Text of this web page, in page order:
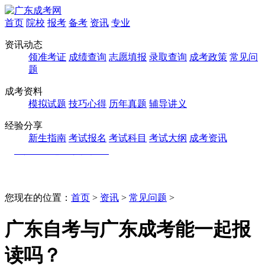
首页 院校 报考 备考 资讯 专业
资讯动态
领准考证 成绩查询 志愿填报 录取查询 成考政策 常见问
题
成考资料
模拟试题 技巧心得 历年真题 辅导讲义
经验分享
新生指南 考试报名 考试科目 考试大纲 成考资讯
您现在的位置： 首页 > 资讯 > 常见问题 >
广东自考与广东成考能一起报
读吗？